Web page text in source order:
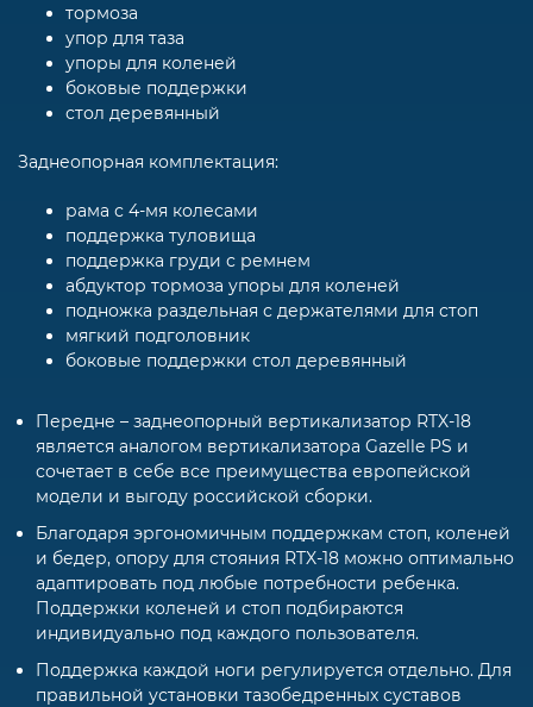
тормоза
упор для таза
упоры для коленей
боковые поддержки
стол деревянный
Заднеопорная комплектация:
рама с 4-мя колесами
поддержка туловища
поддержка груди с ремнем
абдуктор тормоза упоры для коленей
подножка раздельная с держателями для стоп
мягкий подголовник
боковые поддержки стол деревянный
Передне – заднеопорный вертикализатор RTX-18
является аналогом вертикализатора Gazelle PS и
сочетает в себе все преимущества европейской
модели и выгоду российской сборки.
Благодаря эргономичным поддержкам стоп, коленей
и бедер, опору для стояния RTX-18 можно оптимально
адаптировать под любые потребности ребенка.
Поддержки коленей и стоп подбираются
индивидуально под каждого пользователя.
Поддержка каждой ноги регулируется отдельно. Для
правильной установки тазобедренных суставов